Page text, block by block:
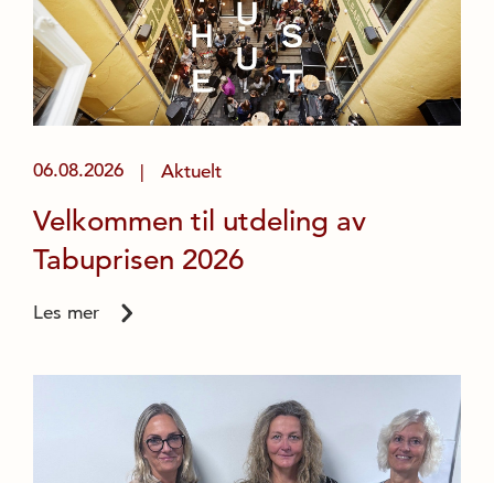
06.08.2026 Aktuelt
Velkommen til utdeling av
Tabuprisen 2026
Les mer